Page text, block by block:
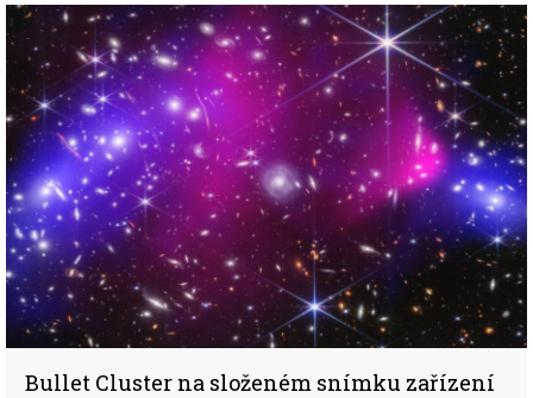
Bullet Cluster na složeném snímku zařízení